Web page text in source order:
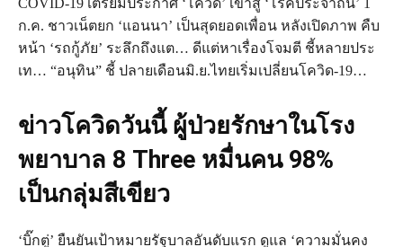
ก.ค. ชาวเน็ตยก ‘แอนนา’ เป็นสุดยอดเพื่อน หลังเปิดภาพ คืบ
หน้า ‘รถกู้ภัย’ ระลึกถึงแต… ดีแต่หาเรื่องโจมตี ชี้หลายประ
เท… “อนุทิน” ชี้ ปลายเดือนมิ.ย.ไทยเริ่มเปลี่ยนโควิด-19…
ข่าวโควิดวันนี้ ผู้ป่วยรักษาในโรง
พยาบาล 8 Three หมื่นคน 98%
เป็นกลุ่มสีเขียว
‘บิ๊กตู่’ ยืนยันเป้าหมายรัฐบาลอันดับแรก ดูแล ‘ความมั่นคง